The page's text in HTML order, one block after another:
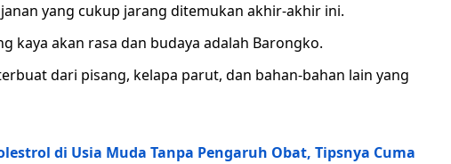
yang cukup jarang ditemukan akhir-akhir ini.
kaya akan rasa dan budaya adalah Barongko.
dari pisang, kelapa parut, dan bahan-bahan lain yang
di Usia Muda Tanpa Pengaruh Obat, Tipsnya Cuma